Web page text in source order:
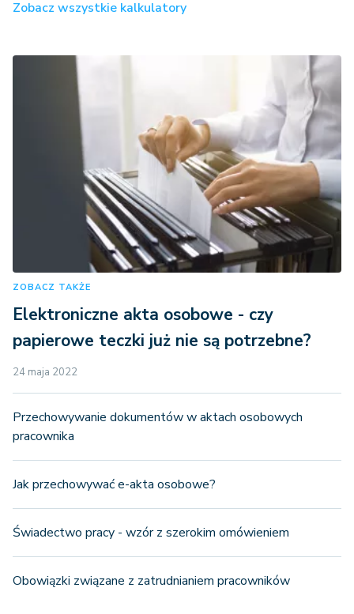
Zobacz wszystkie kalkulatory
ZOBACZ TAKŻE
Elektroniczne akta osobowe - czy
papierowe teczki już nie są potrzebne?
24 maja 2022
Przechowywanie dokumentów w aktach osobowych
pracownika
Jak przechowywać e-akta osobowe?
Świadectwo pracy - wzór z szerokim omówieniem
Obowiązki związane z zatrudnianiem pracowników